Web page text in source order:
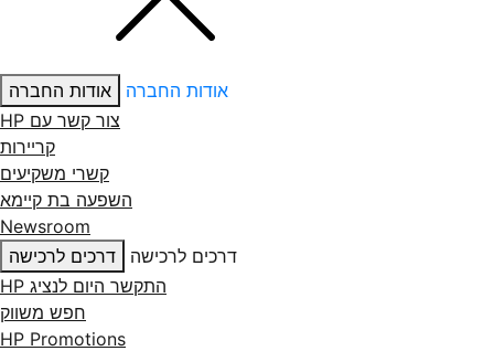
אודות החברה
אודות החברה
צור קשר עם ‏HP
קריירות
קשרי משקיעים
השפעה בת קיימא
Newsroom
דרכים לרכישה
דרכים לרכישה
התקשר היום לנציג HP
חפש משווק
HP Promotions